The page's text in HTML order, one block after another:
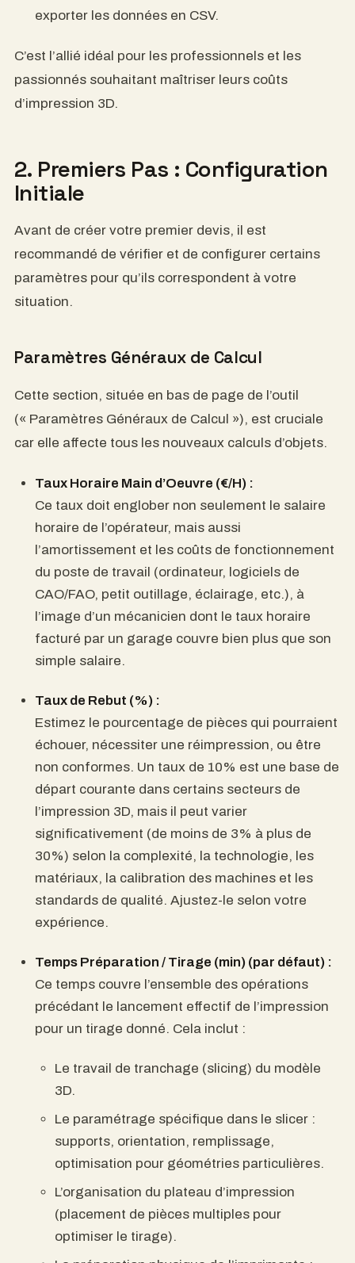
exporter les données en CSV.
C’est l’allié idéal pour les professionnels et les
passionnés souhaitant maîtriser leurs coûts
d’impression 3D.
2. Premiers Pas : Configuration
Initiale
Avant de créer votre premier devis, il est
recommandé de vérifier et de configurer certains
paramètres pour qu’ils correspondent à votre
situation.
Paramètres Généraux de Calcul
Cette section, située en bas de page de l’outil
(« Paramètres Généraux de Calcul »), est cruciale
car elle affecte tous les nouveaux calculs d’objets.
Taux Horaire Main d’Oeuvre (€/H) :
Ce taux doit englober non seulement le salaire
horaire de l’opérateur, mais aussi
l’amortissement et les coûts de fonctionnement
du poste de travail (ordinateur, logiciels de
CAO/FAO, petit outillage, éclairage, etc.), à
l’image d’un mécanicien dont le taux horaire
facturé par un garage couvre bien plus que son
simple salaire.
Taux de Rebut (%) :
Estimez le pourcentage de pièces qui pourraient
échouer, nécessiter une réimpression, ou être
non conformes. Un taux de 10% est une base de
départ courante dans certains secteurs de
l’impression 3D, mais il peut varier
significativement (de moins de 3% à plus de
30%) selon la complexité, la technologie, les
matériaux, la calibration des machines et les
standards de qualité. Ajustez-le selon votre
expérience.
Temps Préparation / Tirage (min) (par défaut) :
Ce temps couvre l’ensemble des opérations
précédant le lancement effectif de l’impression
pour un tirage donné. Cela inclut :
Le travail de tranchage (slicing) du modèle
3D.
Le paramétrage spécifique dans le slicer :
supports, orientation, remplissage,
optimisation pour géométries particulières.
L’organisation du plateau d’impression
(placement de pièces multiples pour
optimiser le tirage).